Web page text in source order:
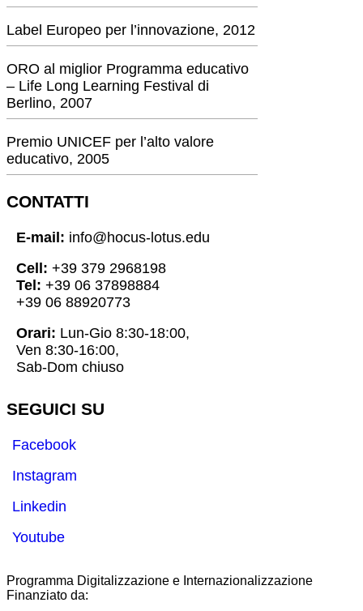
Label Europeo per l’innovazione, 2012
ORO al miglior Programma educativo
– Life Long Learning Festival di
Berlino, 2007
Premio UNICEF per l’alto valore
educativo, 2005
CONTATTI
E-mail: info@hocus-lotus.edu
Cell: +39 379 2968198
Tel: +39 06 37898884
+39 06 88920773
Orari: Lun-Gio 8:30-18:00,
Ven 8:30-16:00,
Sab-Dom chiuso
SEGUICI SU
Facebook
Instagram
Linkedin
Youtube
Programma Digitalizzazione e Internazionalizzazione
Finanziato da: